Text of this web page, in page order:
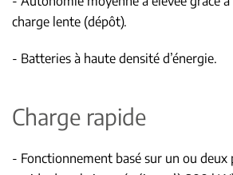
charge lente (dépôt).
- Batteries à haute densité d’énergie.
Charge rapide
- Fonctionnement basé sur un ou deux